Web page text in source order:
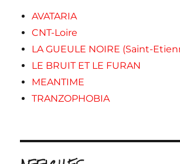
AVATARIA
CNT-Loire
LA GUEULE NOIRE (Saint-
LE BRUIT ET LE FURAN
MEANTIME
TRANZOPHOBIA